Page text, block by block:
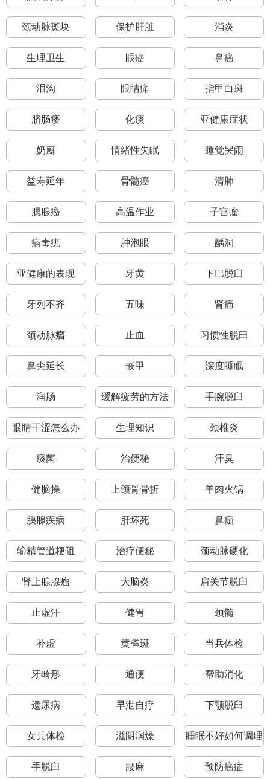
颈动脉斑块 保护肝脏 消炎
生理卫生 眼癌 鼻癌
泪沟 眼睛痛 指甲白斑
脐肠瘘 化痰 亚健康症状
奶廯 情绪性失眠 睡觉哭闹
益寿延年 骨髓癌 清肺
腮腺癌 高温作业 子宫瘤
病毒疣 肿泡眼 龋洞
亚健康的表现 牙黄 下巴脱臼
牙列不齐 五味 肾痛
颈动脉瘤 止血 习惯性脱臼
鼻尖延长 嵌甲 深度睡眠
润肠 缓解疲劳的方法 手腕脱臼
眼睛干涩怎么办 生理知识 颈椎炎
痰菌 治便秘 汗臭
健脑操 上颌骨骨折 羊肉火锅
胰腺疾病 肝坏死 鼻痂
输精管道梗阻 治疗便秘 颈动脉硬化
肾上腺腺瘤 大脑炎 肩关节脱臼
止虚汗 健胃 颈髓
补虚 黄雀斑 当兵体检
牙畸形 通便 帮助消化
遗尿病 早泄自疗 下颚脱臼
女兵体检 滋阴润燥 睡眠不好如何调理
手脱臼 腰麻 预防癌症